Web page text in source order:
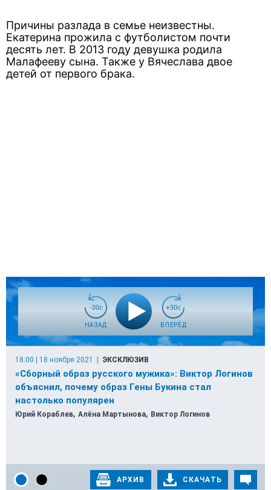
Причины разлада в семье неизвестны.
Екатерина прожила с футболистом почти
десять лет. В 2013 году девушка родила
Малафееву сына. Также у Вячеслава двое
детей от первого брака.